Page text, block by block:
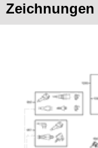
Zeichnungen